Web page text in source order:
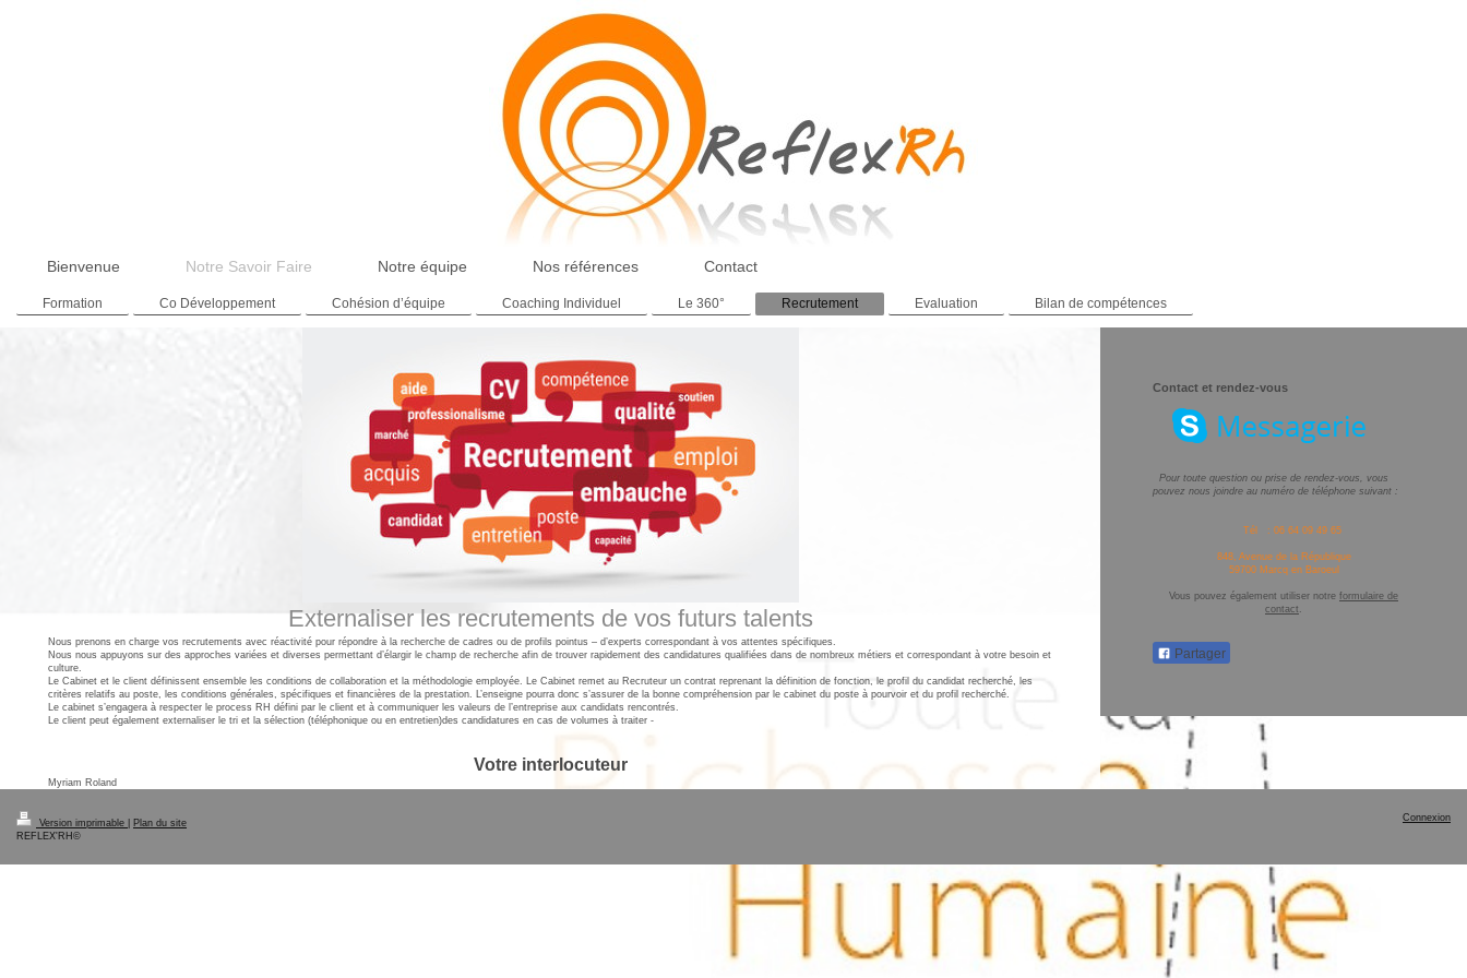
Bienvenue Notre Savoir Faire Notre équipe Nos références Contact
Formation Co Développement Cohésion d’équipe Coaching Individuel Le 360° Recrutement Evaluation Bilan de compétences
Externaliser les recrutements de vos futurs talents
Nous prenons en charge vos recrutements avec réactivité pour répondre à la recherche de cadres ou de profils pointus – d’experts correspondant à vos attentes spécifiques.
Nous nous appuyons sur des approches variées et diverses permettant d’élargir le champ de recherche afin de trouver rapidement des candidatures qualifiées dans de nombreux métiers et correspondant à votre besoin et
culture.
Le Cabinet et le client définissent ensemble les conditions de collaboration et la méthodologie employée. Le Cabinet remet au Recruteur un contrat reprenant la définition de fonction, le profil du candidat recherché, les
critères relatifs au poste, les conditions générales, spécifiques et financières de la prestation. L’enseigne pourra donc s’assurer de la bonne compréhension par le cabinet du poste à pourvoir et du profil recherché.
Le cabinet s’engagera à respecter le process RH défini par le client et à communiquer les valeurs de l’entreprise aux candidats rencontrés.
Le client peut également externaliser le tri et la sélection (téléphonique ou en entretien)des candidatures en cas de volumes à traiter -
Votre interlocuteur
Myriam Roland
Contact et rendez-vous
Pour toute question ou prise de rendez-vous, vous
pouvez nous joindre au numéro de téléphone suivant :
Tél : 06 64 09 49 65
848, Avenue de la République
59700 Marcq en Baroeul
Vous pouvez également utiliser notre formulaire de
contact .
Partager
Version imprimable
Plan du site
REFLEX'RH©
Connexion